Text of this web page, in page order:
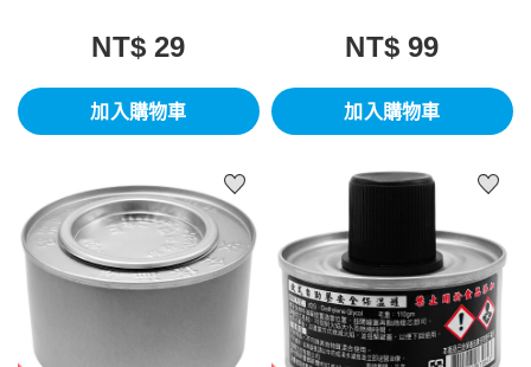
NT$ 29
加入購物車
NT$ 99
加入購物車